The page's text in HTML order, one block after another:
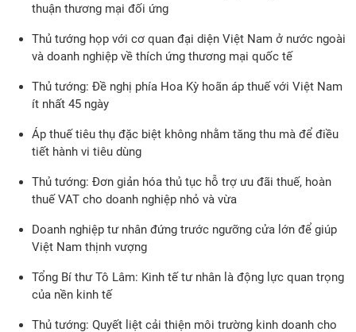
thuận thương mại đối ứng
Thủ tướng họp với cơ quan đại diện Việt Nam ở nước ngoài
và doanh nghiệp về thích ứng thương mại quốc tế
Thủ tướng: Đề nghị phía Hoa Kỳ hoãn áp thuế với Việt Nam
ít nhất 45 ngày
Áp thuế tiêu thụ đặc biệt không nhằm tăng thu mà để điều
tiết hành vi tiêu dùng
Thủ tướng: Đơn giản hóa thủ tục hỗ trợ ưu đãi thuế, hoàn
thuế VAT cho doanh nghiệp nhỏ và vừa
Doanh nghiệp tư nhân đứng trước ngưỡng cửa lớn để giúp
Việt Nam thịnh vượng
Tổng Bí thư Tô Lâm: Kinh tế tư nhân là động lực quan trọng
của nền kinh tế
Thủ tướng: Quyết liệt cải thiện môi trường kinh doanh cho